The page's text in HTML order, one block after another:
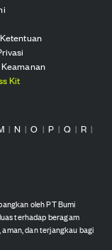
Kit
| N | O | P | Q | R |
oleh PT Bumi
terhadap beragam
dan terjangkau bagi